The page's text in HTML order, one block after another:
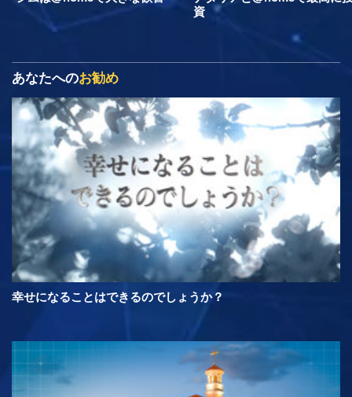
資
あなたへのお勧め
幸せになることはできるのでしょうか？